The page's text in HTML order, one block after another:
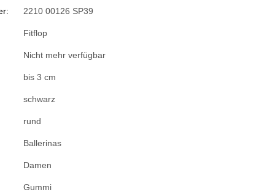
2210 00126 SP39
Fitflop
Nicht mehr verfügbar
bis 3 cm
schwarz
rund
Ballerinas
Damen
Gummi